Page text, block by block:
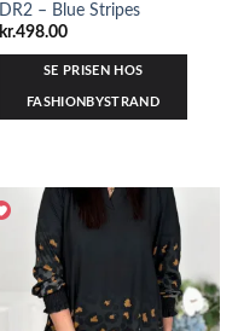
DR2 – Blue Stripes
kr.498.00
SE PRISEN HOS
FASHIONBYSTRAND